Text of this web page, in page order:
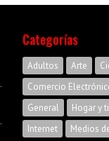
Categorías
Adultos Arte
Comercio
General
Hogar y
Internet
Medios